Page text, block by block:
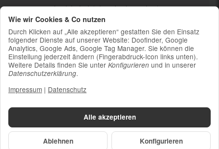
Ladekabel (ohne Ladestecker)
Um die Nachhaltigkeit zu unterstützen und
weil die meisten neueren Smartphones
kabelloses Laden ermöglichen, ist kein
Ladestecker im Lieferumfang enthalten
Alle akzeptieren
Ablehnen Konfigurieren
Wie wir Cookies & Co nutzen
Durch Klicken auf „Alle akzeptieren“ gestatten Sie den Einsatz
folgender Dienste auf unserer Website: Doofinder, Google
Analytics, Google Ads, Google Tag Manager. Sie können die
Einstellung jederzeit ändern (Fingerabdruck-Icon links unten).
Weitere Details finden Sie unter Konfigurieren und in unserer
Datenschutzerklärung.
Impressum | Datenschutz